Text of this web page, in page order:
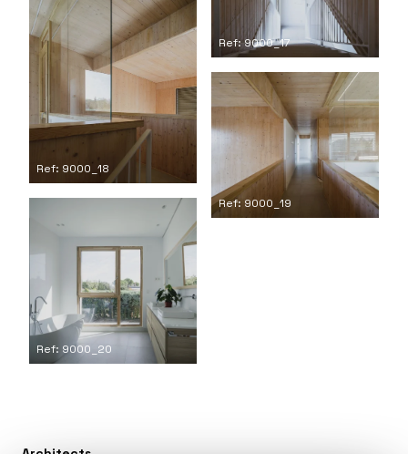
Ref: 9000_17
Ref: 9000_18
Ref: 9000_19
Ref: 9000_20